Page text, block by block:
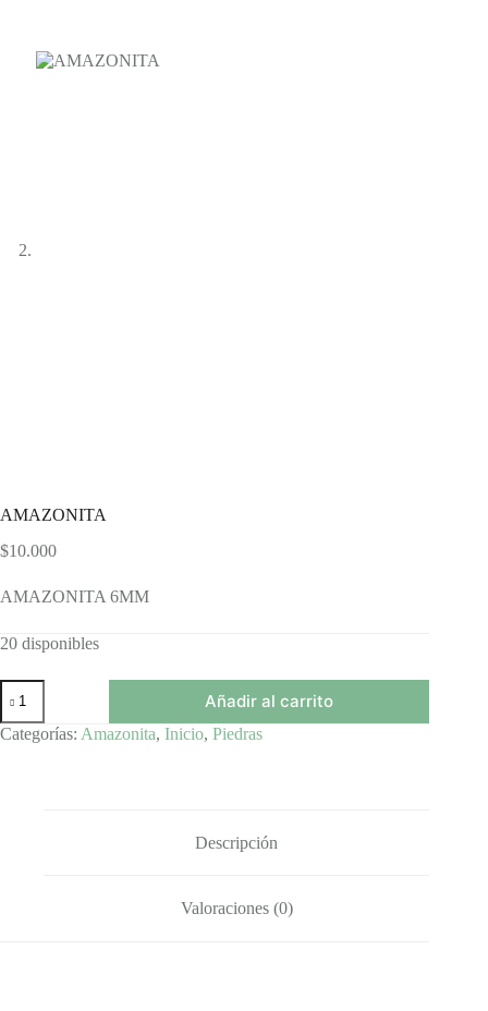
AMAZONITA
$10.000
AMAZONITA 6MM
20 disponibles
AMAZONITA
cantidad
Añadir al carrito
Categorías: Amazonita, Inicio, Piedras
Descripción
Valoraciones (0)